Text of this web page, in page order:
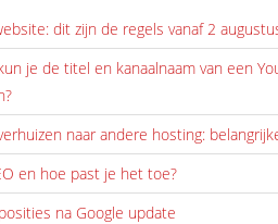
dit zijn de regels vanaf 2
je de titel en kanaalnaam van een
naar andere hosting:
en hoe past je het toe?
na Google update